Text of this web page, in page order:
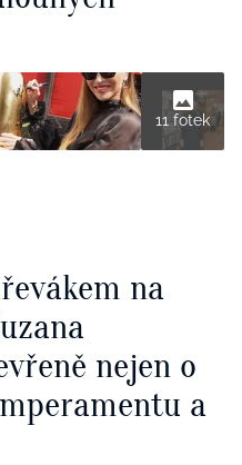
11 fotek
na
nejen o
a